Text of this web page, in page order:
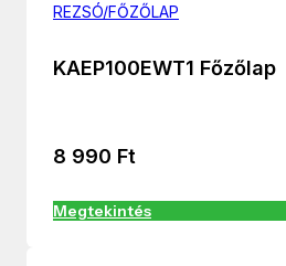
REZSÓ/FŐZŐLAP
KAEP100EWT1 Főzőlap
8 990 Ft
Megtekintés